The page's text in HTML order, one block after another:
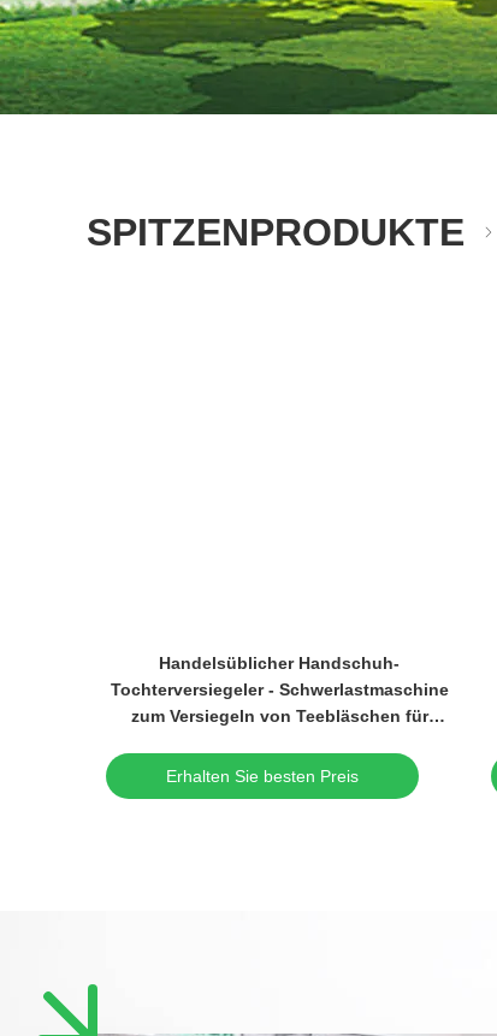
SPITZENPRODUKTE
Handelsüblicher Handschuh-
Tochterversiegeler - Schwerlastmaschine
zum Versiegeln von Teebläschen für
Erhalten Sie besten Preis